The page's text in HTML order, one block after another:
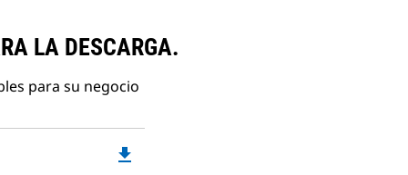
LA DESCARGA.
para su negocio
file_download